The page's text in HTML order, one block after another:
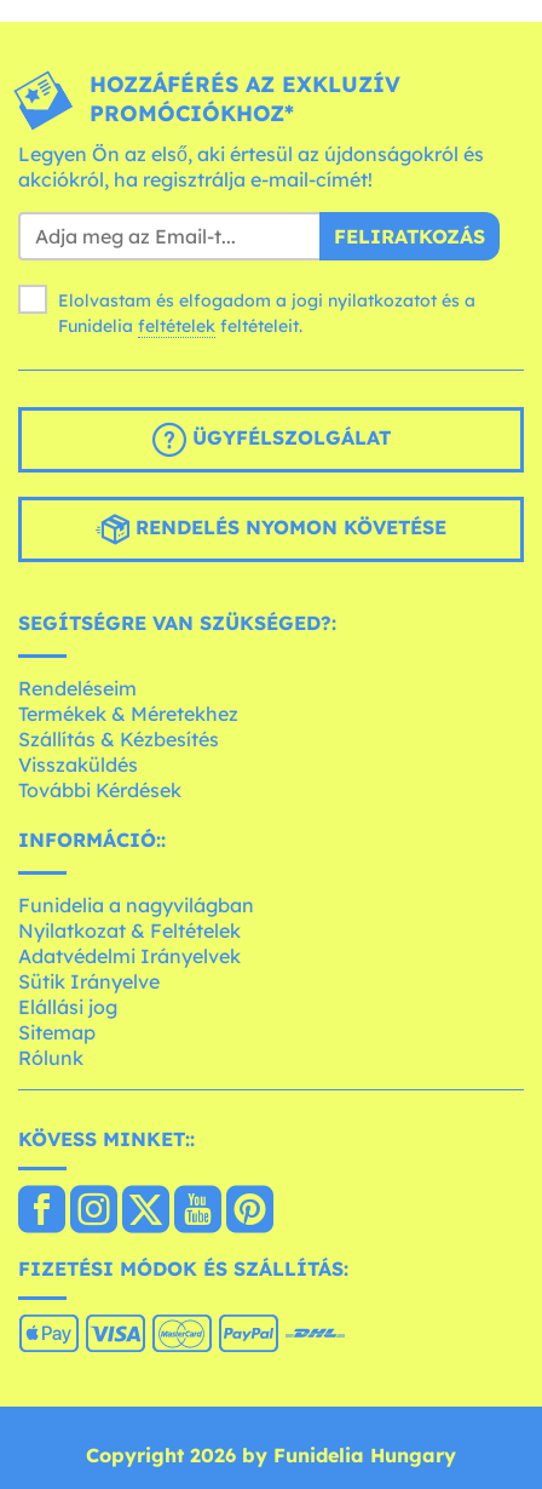
HOZZÁFÉRÉS AZ EXKLUZÍV
PROMÓCIÓKHOZ*
Legyen Ön az első, aki értesül az újdonságokról és
akciókról, ha regisztrálja e-mail-címét!
FELIRATKOZÁS
Elolvastam és elfogadom a jogi nyilatkozatot és a
Funidelia feltételek feltételeit.
ÜGYFÉLSZOLGÁLAT
RENDELÉS NYOMON KÖVETÉSE
SEGÍTSÉGRE VAN SZÜKSÉGED?:
Rendeléseim
Termékek & Méretekhez
Szállítás & Kézbesítés
Visszaküldés
További Kérdések
INFORMÁCIÓ::
Funidelia a nagyvilágban
Nyilatkozat & Feltételek
Adatvédelmi Irányelvek
Sütik Irányelve
Elállási jog
Sitemap
Rólunk
KÖVESS MINKET::
FIZETÉSI MÓDOK ÉS SZÁLLÍTÁS:
Copyright 2026 by Funidelia Hungary